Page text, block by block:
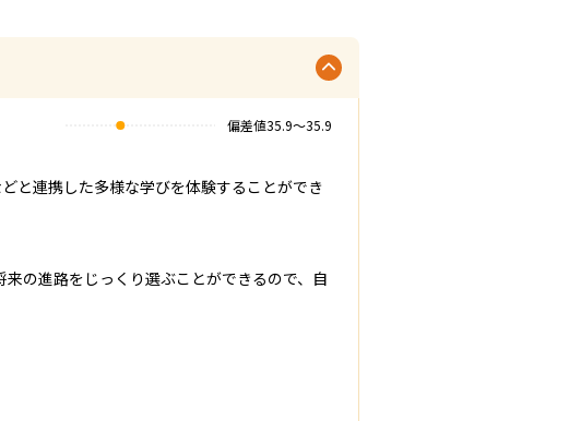
偏差値35.9〜35.9
と連携した多様な学びを体験することができ
の進路をじっくり選ぶことができるので、自